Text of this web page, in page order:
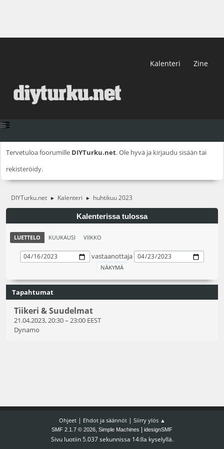
Kalenteri Zine
Tervetuloa foorumille DIYTurku.net. Ole hyvä ja kirjaudu sisään tai
rekisteröidy.
DIYTurku.net ► Kalenteri ► huhtikuu 2023
Kalenterissa tulossa
LUETTELO KUUKAUSI VIIKKO
vastaanottaja
Tapahtumat
Tiikeri & Suudelmat
21.04.2023, 20:30– 23:00 EEST
Dynamo
Ohjeet| Ehdot ja säännöt| Siirry ylös ▲
SMF 2.1.7 © 2026, Simple Machines idesignSMF
Sivu luotiin 5.037 sekunnissa 14:lla kyselyllä.